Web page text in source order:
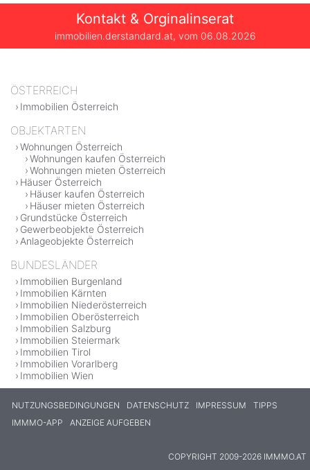
Kontakt & Orginalinserat
immobilien.derstandard.at, vom 06.08.2026
ÖSTERREICH
Immobilien Österreich
OBJEKTARTEN
Wohnungen Österreich
Wohnungen kaufen Österreich
Wohnungen mieten Österreich
Häuser Österreich
Häuser kaufen Österreich
Häuser mieten Österreich
Grundstücke Österreich
Gewerbeobjekte Österreich
Anlageobjekte Österreich
BUNDESLÄNDER
Immobilien Burgenland
Immobilien Kärnten
Immobilien Niederösterreich
Immobilien Oberösterreich
Immobilien Salzburg
Immobilien Steiermark
Immobilien Tirol
Immobilien Vorarlberg
Immobilien Wien
NUTZUNGSBEDINGUNGEN DATENSCHUTZ IMPRESSUM
TIPPS
IMMMO-APP
ANZEIGE AUFGEBEN
COPYRIGHT 2009-2026 IMMMO.AT